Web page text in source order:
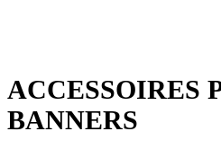
ACCESSOIRES
BANNERS